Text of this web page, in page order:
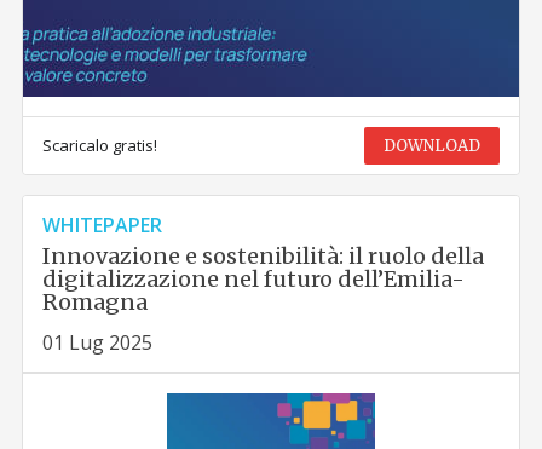
Scaricalo gratis! DOWNLOAD
WHITEPAPER
Innovazione e sostenibilità: il ruolo della
digitalizzazione nel futuro dell’Emilia-
Romagna
01 Lug 2025